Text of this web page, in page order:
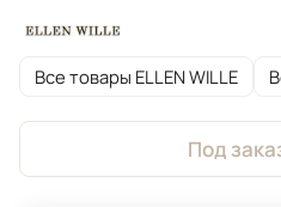
Все товары ELLEN WILLE
Под